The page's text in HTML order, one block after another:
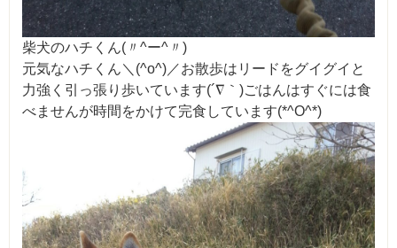
柴犬のハチくん(〃^ー^〃)
元気なハチくん＼(^o^)／お散歩はリードをグイグイと
力強く引っ張り歩いています(´∇｀)ごはんはすぐには食
べませんが時間をかけて完食しています(*^O^*)